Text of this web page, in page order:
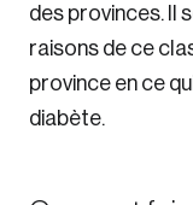
des provinces. Il
raisons de ce
province en ce
diabète.
Password
Please enter